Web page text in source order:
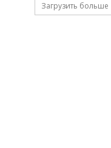
Загрузить больше